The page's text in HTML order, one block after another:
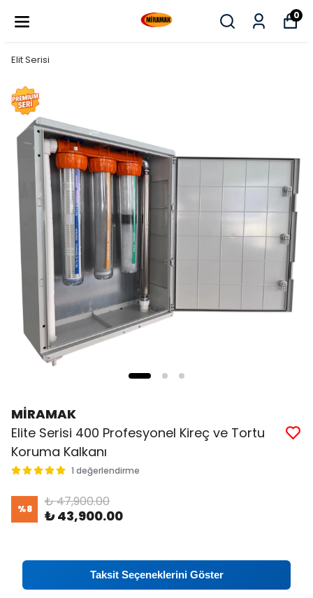
0
Elit Serisi
MİRAMAK
Elite Serisi 400 Profesyonel Kireç ve Tortu
Koruma Kalkanı
1 değerlendirme
%8 ₺ 47,900.00
₺ 43,900.00
Taksit Seçeneklerini Göster